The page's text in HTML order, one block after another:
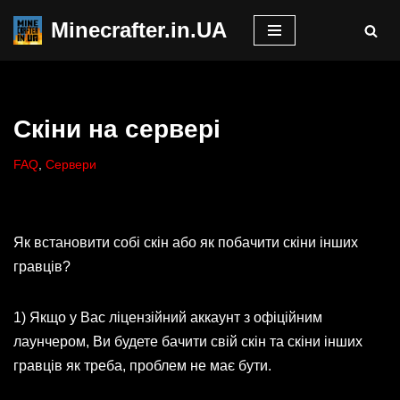
Перейти
Minecrafter.in.UA
Скіни на сервері
FAQ Сервери
Як встановити собі скін або як побачити скіни інших
гравців?
1) Якщо у Вас ліцензійний аккаунт з офіційним
лаунчером, Ви будете бачити свій скін та скіни інших
гравців як треба, проблем не має бути.